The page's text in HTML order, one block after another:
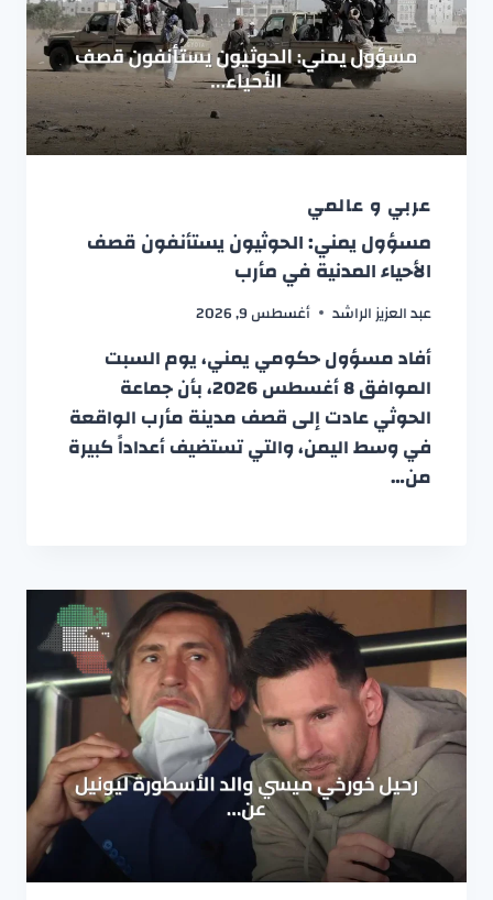
عربي و عالمي
مسؤول يمني: الحوثيون يستأنفون قصف
الأحياء المدنية في مأرب
عبد العزيز الراشد أغسطس 9, 2026
أفاد مسؤول حكومي يمني، يوم السبت
الموافق 8 أغسطس 2026، بأن جماعة
الحوثي عادت إلى قصف مدينة مأرب الواقعة
في وسط اليمن، والتي تستضيف أعداداً كبيرة
من…